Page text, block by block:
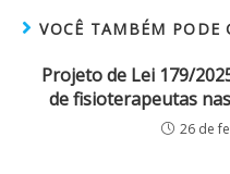
VOCÊ TAMBÉM PODE
Projeto de Lei 179/
de fisioterapeutas
26 de